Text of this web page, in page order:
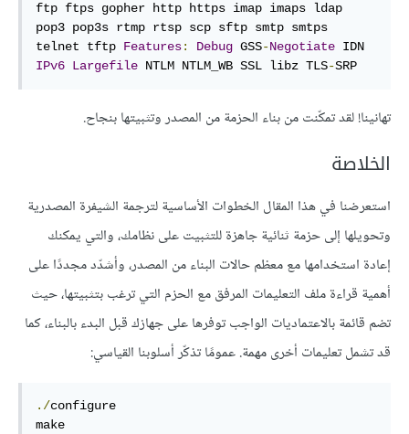
ftp ftps gopher http https imap imaps ldap
pop3 pop3s rtmp rtsp scp sftp smtp smtps
telnet tftp Features: Debug GSS-Negotiate
IPv6 Largefile NTLM NTLM_WB SSL libz TLS-SRP
تهانينا! لقد تمكّنت من بناء الحزمة من المصدر وتثبيتها بنجاح.
الخلاصة
استعرضنا في هذا المقال الخطوات الأساسية لترجمة الشيفرة المصدرية
وتحويلها إلى حزمة ثنائية جاهزة للتثبيت على نظامك، والتي يمكنك
إعادة استخدامها مع معظم حالات البناء من المصدر، وأشدّد مجددًا على
أهمية قراءة ملف التعليمات المرفق مع الحزم التي ترغب بتثبيتها، حيث
تضم قائمة بالاعتماديات الواجب توفرها على جهازك قبل البدء بالبناء، كما
قد تشمل تعليمات أخرى مهمة. عمومًا تذكّر أسلوبنا القياسي:
./configure
make